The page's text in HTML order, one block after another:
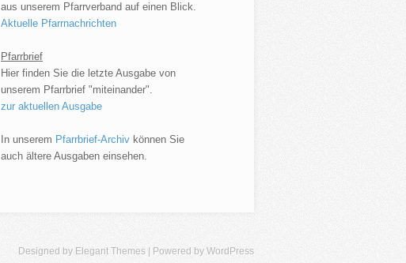
aus unserem Pfarrverband auf einen Blick.
Aktuelle Pfarrnachrichten
Pfarrbrief
Hier finden Sie die letzte Ausgabe von
unserem Pfarrbrief "miteinander".
zur aktuellen Ausgabe
In unserem Pfarrbrief-Archiv können Sie
auch ältere Ausgaben einsehen.
Designed by Elegant Themes | Powered by WordPress